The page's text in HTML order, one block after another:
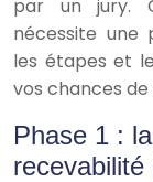
par un jury.
nécessite une
les étapes et
vos chances de
Phase 1 :
recevabilité